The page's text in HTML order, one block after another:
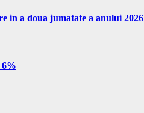
in a doua jumatate a anului 2026
6%